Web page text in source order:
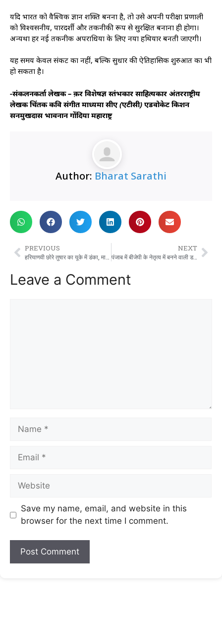
यदि भारत को वैश्विक ज्ञान शक्ति बनना है, तो उसे अपनी परीक्षा प्रणाली
को विश्वसनीय, पारदर्शी और तकनीकी रूप से सुरक्षित बनाना ही होगा।
अन्यथा हर नई तकनीक अपराधियों के लिए नया हथियार बनती जाएगी।
यह समय केवल संकट का नहीं, बल्कि सुधार की ऐतिहासिक शुरुआत का भी
हो सकता है।
-संकलनकर्ता लेखक – क़र विशेषज्ञ स्तंभकार साहित्यकार अंतरराष्ट्रीय
लेखक चिंतक कवि संगीत माध्यमा सीए (एटीसी) एडवोकेट किशन
सनमुखदास भावनानीं गोंदिया महाराष्ट्र
Author: Bharat Sarathi
PREVIOUS
हरियाणवी छोरे तुषार का यूके में डंका, मात्र 23 वर्ष की उम्र में बने मेयर
NEXT
पंजाब में बीजेपी के नेतृत्व में बनने वाली डबल इंजन की सरकार वहां विकास को तेज गति से करते हुए भ्रष्टाचार पर अंकुश लगाएगी: मुख्यमंत्री नायब सिंह सैनी
Leave a Comment
Save my name, email, and website in this
browser for the next time I comment.